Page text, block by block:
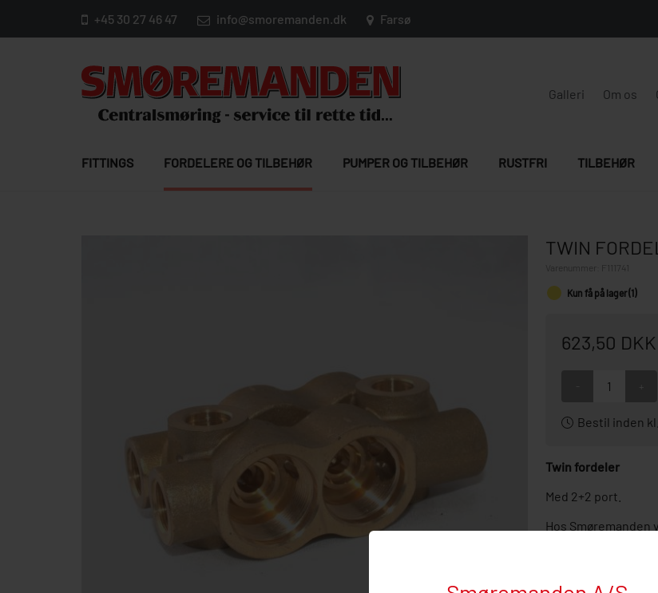
+45 30 27 46 47 info@smoremanden.dk Farsø
Galleri Om os
FITTINGS FORDELERE OG TILBEHØR PUMPER OG TILBEHØR RUSTFRI TILBEHØR
TWIN
F111741
Kun få på lager (1)
623,50
Bestil inden
Twin fordeler
Med 2+2 port.
Hos
endelig ved behov